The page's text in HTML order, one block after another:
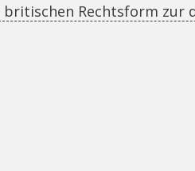
Rechtsform zur